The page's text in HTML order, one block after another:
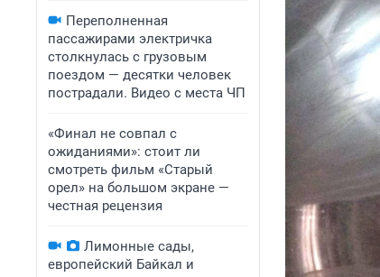
Переполненная
пассажирами электричка
столкнулась с грузовым
поездом — десятки человек
пострадали. Видео с места ЧП
«Финал не совпал с
ожиданиями»: стоит ли
смотреть фильм «Старый
орел» на большом экране —
честная рецензия
Лимонные сады,
европейский Байкал и